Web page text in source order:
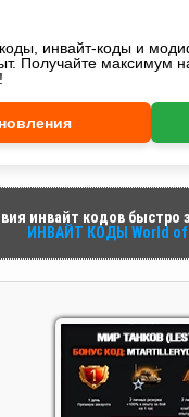
инвайт-коды и
Получайте максимум
инвайт кодов быстро
ИНВАЙТ КОДЫ World of